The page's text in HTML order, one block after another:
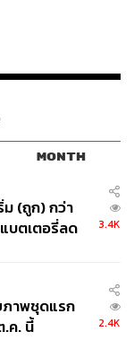
งบรรณาธิการ ​​THE
MONTH
ม (ถูก) กว่า
บตเตอรี่ลด
3.4K
ภาพชุดแรก
ค. นี้
2.4K